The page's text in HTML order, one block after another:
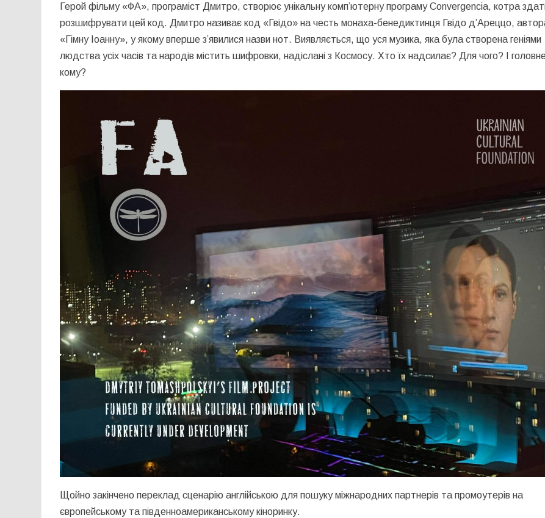
Герой фільму «ФА», програміст Дмитро, створює унікальну комп’ютерну програму Сonvergencia, котра
розшифрувати цей код. Дмитро називає код «Гвідо» на честь монаха-бенедиктинця Гвідо д’Ареццо,
«Гімну Іоанну», у якому вперше з’явилися назви нот. Виявляється, що уся музика, яка була створена геніями
людства усіх часів та народів містить шифровки, надіслані з Космосу. Хто їх надсилає? Для чого? І
кому?
Щойно закінчено переклад сценарію англійською для пошуку міжнародних партнерів та промоутерів на
європейському та південноамериканському кіноринку.